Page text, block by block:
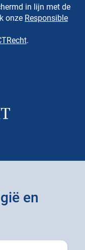
in lijn met de
onze Responsible
.
en